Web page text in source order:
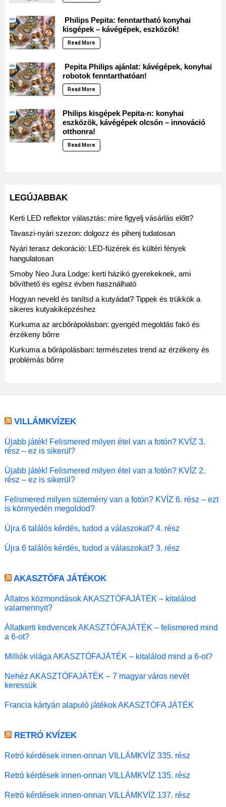
Philips Pepita: fenntartható konyhai
kisgépek – kávégépek, eszközök!
Read More
Pepita Philips ajánlat: kávégépek, konyhai
robotok fenntarthatóan!
Read More
Philips kisgépek Pepita-n: konyhai
eszközök, kávégépek olcsón – innováció
otthonra!
Read More
LEGÚJABBAK
Kerti LED reflektor választás: mire figyelj vásárlás előtt?
Tavaszi-nyári szezon: dolgozz és pihenj tudatosan
Nyári terasz dekoráció: LED-füzérek és kültéri fények
hangulatosan
Smoby Neo Jura Lodge: kerti házikó gyerekeknek, ami
bővíthető és egész évben használható
Hogyan neveld és tanítsd a kutyádat? Tippek és trükkök a
sikeres kutyakiképzéshez
Kurkuma az arcbőrápolásban: gyengéd megoldás fakó és
érzékeny bőrre
Kurkuma a bőrápolásban: természetes trend az érzékeny és
problémás bőrre
VILLÁMKVÍZEK
Újabb játék! Felismered milyen étel van a fotón? KVÍZ 3.
rész – ez is sikerül?
Újabb játék! Felismered milyen étel van a fotón? KVÍZ 2.
rész – ez is sikerül?
Felismered milyen sütemény van a fotón? KVÍZ 6. rész – ezt
is könnyedén megoldod?
Újra 6 találós kérdés, tudod a válaszokat? 4. rész
Újra 6 találós kérdés, tudod a válaszokat? 3. rész
AKASZTÓFA JÁTÉKOK
Állatos közmondások AKASZTÓFAJÁTÉK – kitalálod
valamennyit?
Állatkerti kedvencek AKASZTÓFAJÁTÉK – felismered mind
a 6-ot?
Milliók világa AKASZTÓFAJÁTÉK – kitalálod mind a 6-ot?
Nehéz AKASZTÓFAJÁTÉK – 7 magyar város nevét
keressük
Francia kártyán alapuló játékok AKASZTÓFA JÁTÉK
RETRÓ KVÍZEK
Retró kérdések innen-onnan VILLÁMKVÍZ 335. rész
Retró kérdések innen-onnan VILLÁMKVÍZ 135. rész
Retró kérdések innen-onnan VILLÁMKVÍZ 137. rész